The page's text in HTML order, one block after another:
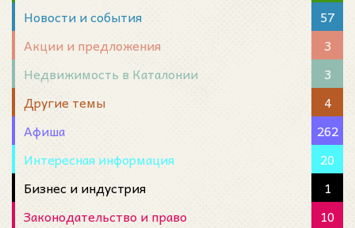
Новости и события
57
Акции и предложения
3
Недвижимость в Каталонии
3
Другие темы
4
Афиша
262
Интересная информация
20
Бизнес и индустрия
1
Законодательство и право
10